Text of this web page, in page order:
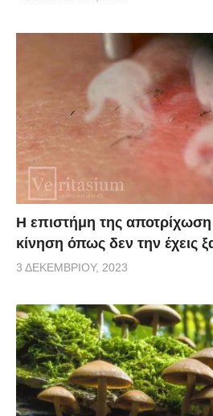
Η επιστήμη της αποτρίχωση
κίνηση όπως δεν την έχεις
3 ΔΕΚΕΜΒΡΊΟΥ, 2023